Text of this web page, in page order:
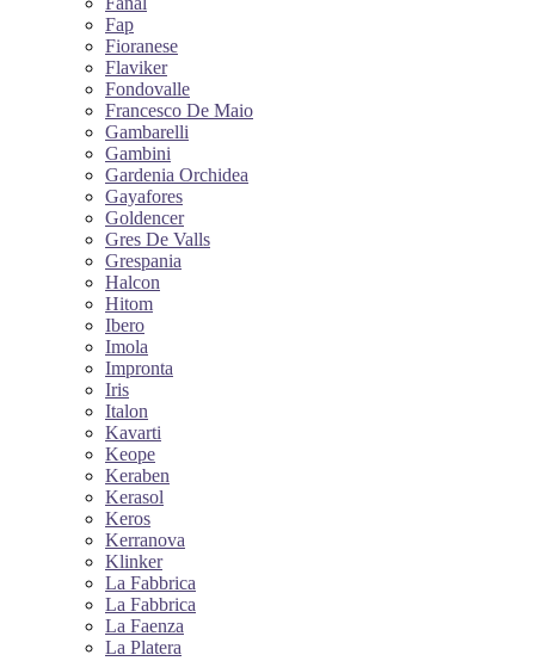
Fap
Fioranese
Flaviker
Fondovalle
Francesco De Maio
Gambarelli
Gambini
Gardenia Orchidea
Gayafores
Goldencer
Gres De Valls
Grespania
Halcon
Hitom
Ibero
Imola
Impronta
Iris
Italon
Kavarti
Keope
Keraben
Kerasol
Keros
Kerranova
Klinker
La Fabbrica
La Fabbrica
La Faenza
La Platera